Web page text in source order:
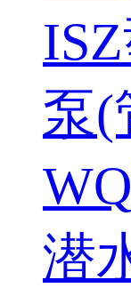
泵(
潜